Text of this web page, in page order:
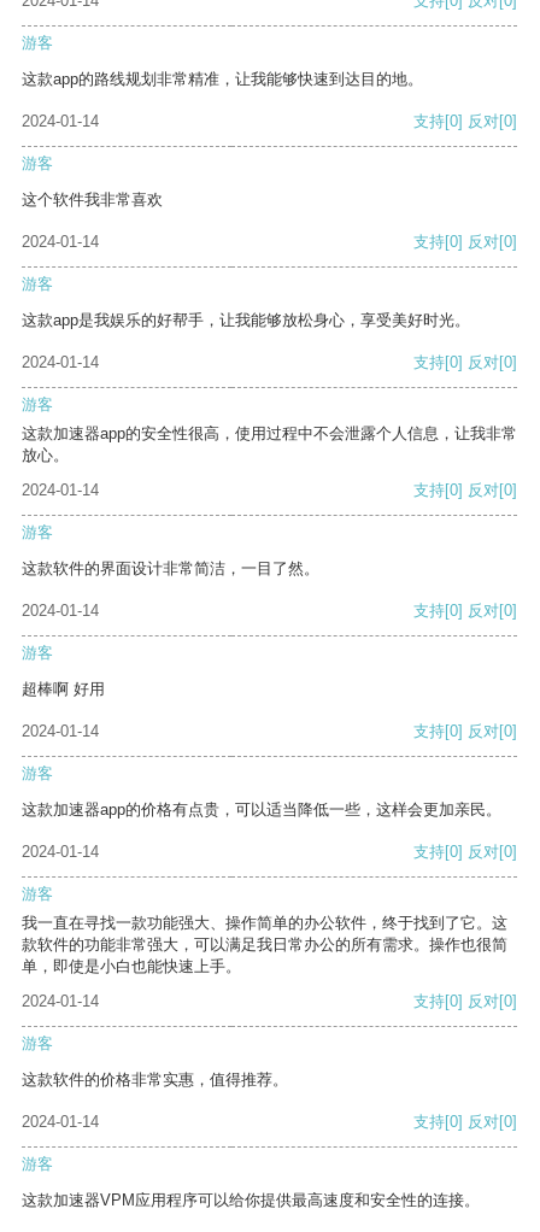
游客
这款app的路线规划非常精准，让我能够快速到达目的地。
2024-01-14 支持[0] 反对[0]
游客
这个软件我非常喜欢
2024-01-14 支持[0] 反对[0]
游客
这款app是我娱乐的好帮手，让我能够放松身心，享受美好时光。
2024-01-14 支持[0] 反对[0]
游客
这款加速器app的安全性很高，使用过程中不会泄露个人信息，让我非常
放心。
2024-01-14
支持[0] 反对[0]
游客
这款软件的界面设计非常简洁，一目了然。
2024-01-14 支持[0] 反对[0]
游客
超棒啊 好用
2024-01-14 支持[0] 反对[0]
游客
这款加速器app的价格有点贵，可以适当降低一些，这样会更加亲民。
2024-01-14 支持[0] 反对[0]
游客
我一直在寻找一款功能强大、操作简单的办公软件，终于找到了它。这
款软件的功能非常强大，可以满足我日常办公的所有需求。操作也很简
单，即使是小白也能快速上手。
2024-01-14
支持[0] 反对[0]
游客
这款软件的价格非常实惠，值得推荐。
2024-01-14 支持[0] 反对[0]
游客
这款加速器VPM应用程序可以给你提供最高速度和安全性的连接。